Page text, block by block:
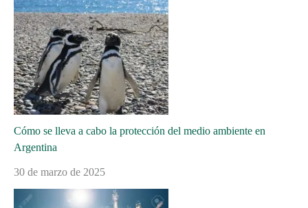
Cómo se lleva a cabo la protección del medio ambiente en
Argentina
30 de marzo de 2025